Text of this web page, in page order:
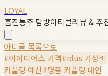
LOYAL
홈전통주 탐방아티클리뷰 & 추
아티클 목록으로
#아이디어스 가격#idus 가성비
커플링 예산#명품 커플링 대안